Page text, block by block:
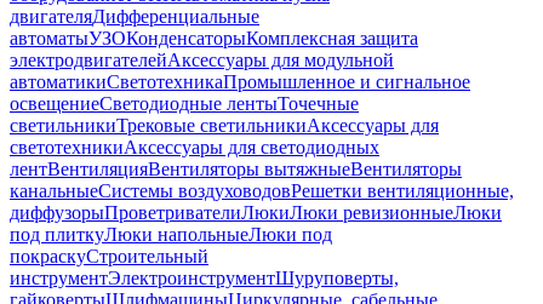
двигателяДифференциальные
автоматыУЗОКонденсаторыКомплексная защита
электродвигателейАксессуары для модульной
автоматикиСветотехникаПромышленное и сигнальное
освещениеСветодиодные лентыТочечные
светильникиТрековые светильникиАксессуары для
светотехникиАксессуары для светодиодных
лентВентиляцияВентиляторы вытяжныеВентиляторы
канальныеСистемы воздуховодовРешетки вентиляционные,
диффузорыПроветривателиЛюкиЛюки ревизионныеЛюки
под плиткуЛюки напольныеЛюки под
покраскуСтроительный
инструментЭлектроинструментШуруповерты,
гайковертыШлифмашиныЦиркулярные, сабельные